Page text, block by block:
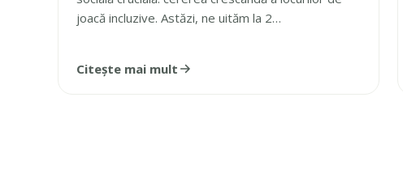
joacă incluzive. Astăzi, ne uităm la 2…
Citește mai mult